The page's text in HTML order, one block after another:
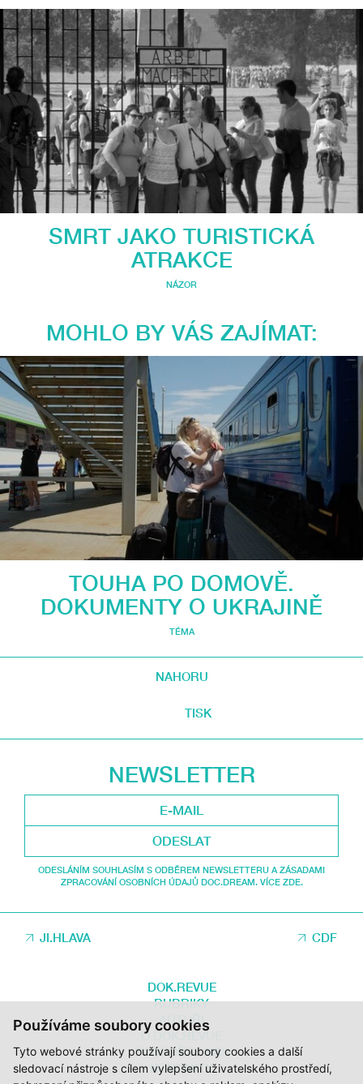
Používáme soubory cookies
Tyto webové stránky používají soubory cookies a další
sledovací nástroje s cílem vylepšení uživatelského prostředí,
SMRT JAKO TURISTICKÁ
ATRAKCE
NÁZOR
MOHLO BY VÁS ZAJÍMAT:
TOUHA PO DOMOVĚ.
DOKUMENTY O UKRAJINĚ
TÉMA
NAHORU
TISK
NEWSLETTER
ODESLAT
ODESLÁNÍM SOUHLASÍM S ODBĚREM NEWSLETTERU A ZÁSADAMI
ZPRACOVÁNÍ OSOBNÍCH ÚDAJŮ DOC.DREAM. VÍCE ZDE.
JI.HLAVA CDF
DOK.REVUE
RUBRIKY
AUTOŘI
O DOK.REVUE
PODPOŘTE NÁS
KONTAKTY